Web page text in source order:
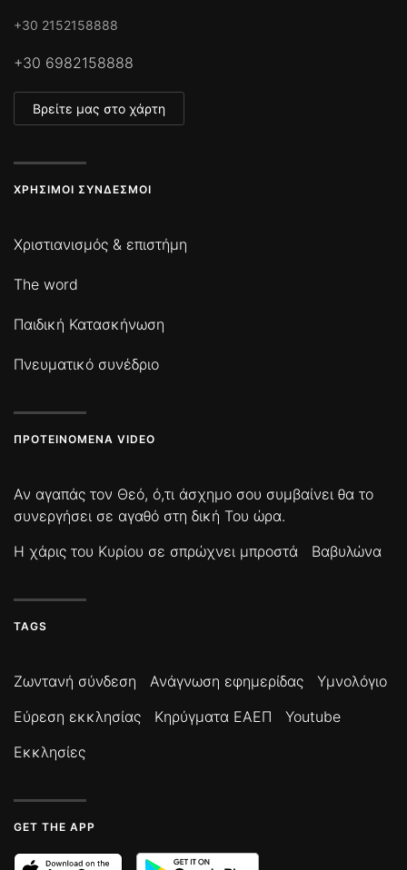
+30 2152158888
+30 6982158888
Βρείτε μας στο χάρτη
ΧΡΉΣΙΜΟΙ ΣΎΝΔΕΣΜΟΙ
Χριστιανισμός & επιστήμη
The word
Παιδική Κατασκήνωση
Πνευματικό συνέδριο
ΠΡΟΤΕΙΝΌΜΕΝΑ VIDEO
Αν αγαπάς τον Θεό, ό,τι άσχημο σου συμβαίνει θα το
συνεργήσει σε αγαθό στη δική Του ώρα.
Η χάρις του Κυρίου σε σπρώχνει μπροστά
Βαβυλώνα
TAGS
Ζωντανή σύνδεση Ανάγνωση εφημερίδας
Υμνολόγιο
Εύρεση εκκλησίας
Κηρύγματα ΕΑΕΠ
Youtube
Εκκλησίες
GET THE APP